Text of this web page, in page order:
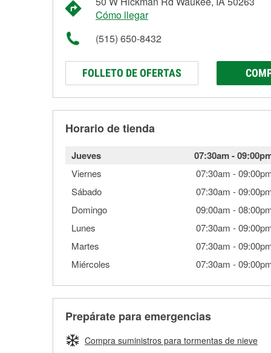
Cómo llegar
(515) 650-8432
FOLLETO DE OFERTAS
Horario de tienda
Jueves 07:30am-
Viernes 07:30am -
Sábado
07:30am -
Domingo
09:00am -
Lunes
07:30am -
Martes
07:30am -
Miércoles
07:30am -
Prepárate para emergencias
Compra suministros para tormentas de nieve